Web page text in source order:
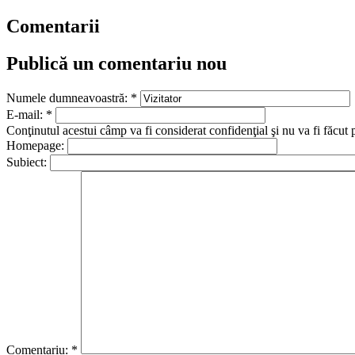
Comentarii
Publică un comentariu nou
Numele dumneavoastră: *
E-mail: *
Conţinutul acestui câmp va fi considerat confidenţial şi nu va fi făcut
Homepage:
Subiect:
Comentariu: *